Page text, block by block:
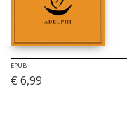
EPUB
€ 6,99